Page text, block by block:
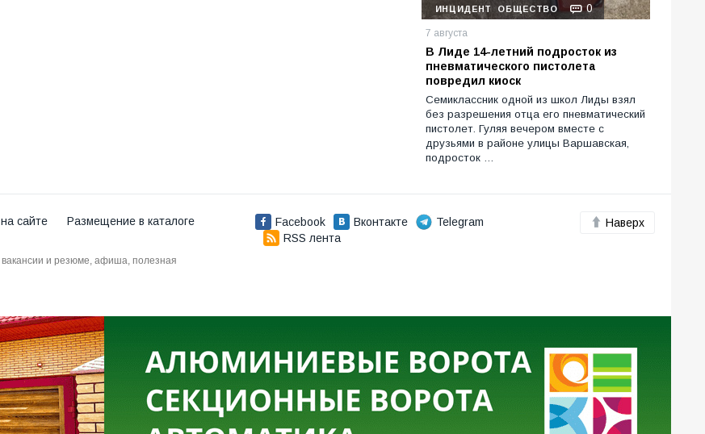
ИНЦИДЕНТ ОБЩЕСТВО 0
7 августа
В Лиде 14-летний подросток из
пневматического пистолета
повредил киоск
Семиклассник одной из школ Лиды взял
без разрешения отца его пневматический
пистолет. Гуляя вечером вместе с
друзьями в районе улицы Варшавская,
подросток …
сайте Размещение в каталоге
и резюме, афиша, полезная
Facebook Вконтакте
Telegram
RSS лента
Наверх